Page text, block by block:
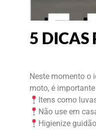
5 DICAS
Neste momento o
moto, é
Itens como
Não use em
Higienize